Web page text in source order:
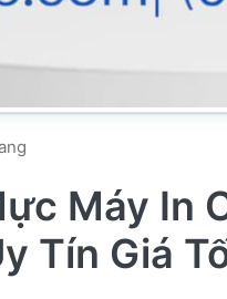
Máy In
Tín Giá